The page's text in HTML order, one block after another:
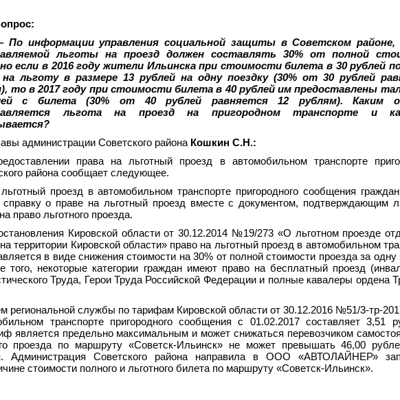
По информации управления социальной защиты в Советском районе,
льготы на проезд должен составлять 30% от полной
если в 2016 году жители Ильинска при стоимости билета в 30 рублей
льготу в размере 13 рублей на одну поездку (30% от 30 рублей
то в 2017 году при стоимости билета в 40 рублей им предоставлены
с билета (30% от 40 рублей равняется 12 рублям). Каким
льгота на проезд на пригородном транспорте и
администрации Советского района Кошкин С.Н.:
права на льготный проезд в автомобильном транспорте
района сообщает следующее.
проезд в автомобильном транспорте пригородного сообщения
о праве на льготный проезд вместе с документом, подтверждающим
право льготного проезда.
Кировской области от 30.12.2014 №19/273 «О льготном проезде
территории Кировской области» право на льготный проезд в автомобильном
в виде снижения стоимости на 30% от полной стоимости проезда за одну
того, некоторые категории граждан имеют право на бесплатный проезд
Труда, Герои Труда Российской Федерации и полные кавалеры ордена
региональной службы по тарифам Кировской области от 30.12.2016 №51/3-тр-
транспорте пригородного сообщения с 01.02.2017 составляет 3,51
является предельно максимальным и может снижаться перевозчиком
проезда по маршруту «Советск-Ильинск» не может превышать 46,00
Администрация Советского района направила в ООО «АВТОЛАЙНЕР»
стоимости полного и льготного билета по маршруту «Советск-Ильинск».